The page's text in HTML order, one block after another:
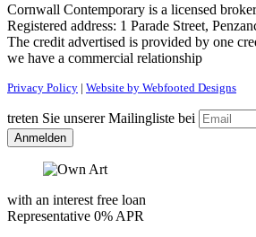
Cornwall Contemporary is a licensed
Registered address: 1 Parade Street,
The credit advertised is provided by one
we have a commercial relationship
Privacy Policy | Website by Webfooted Designs
treten Sie unserer Mailingliste bei
with an interest free loan
Representative 0% APR